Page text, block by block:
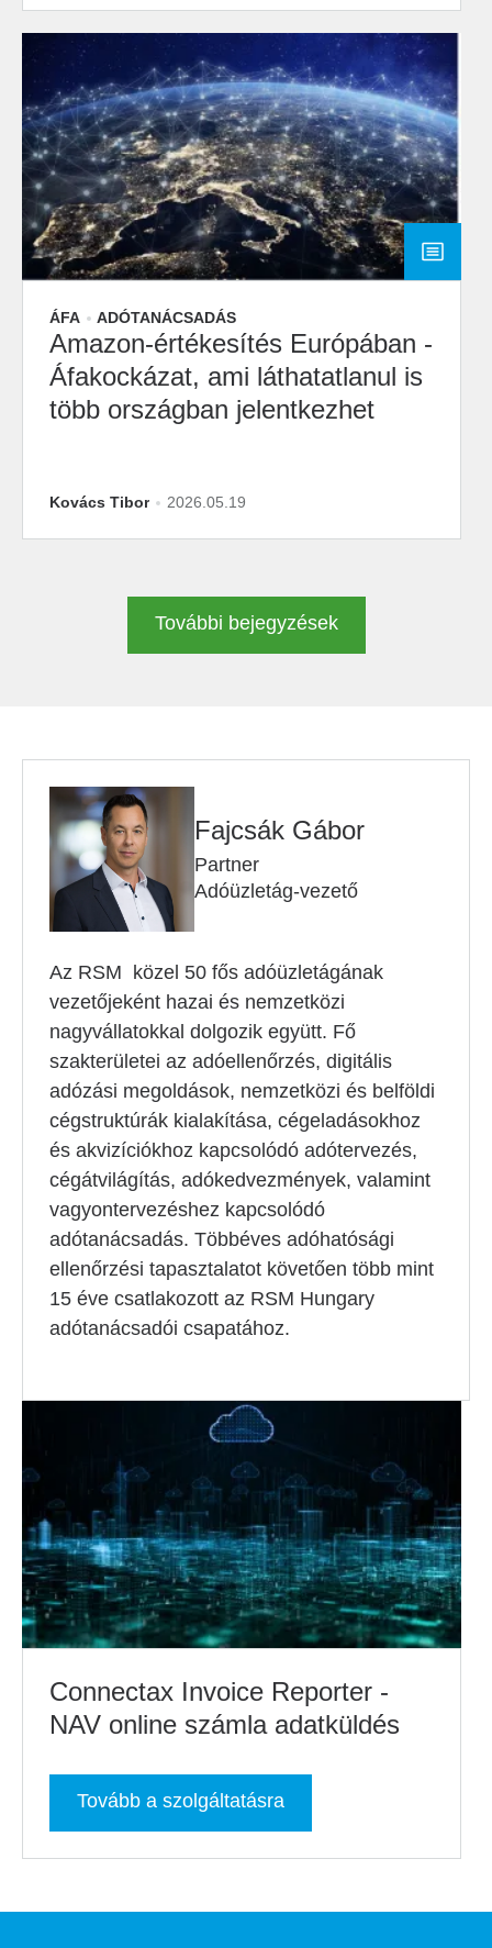
ÁFA ADÓTANÁCSADÁS
Amazon-értékesítés Európában -
Áfakockázat, ami láthatatlanul is
több országban jelentkezhet
Kovács Tibor 2026.05.19
További bejegyzések
Connectax Invoice Reporter -
NAV online számla adatküldés
Tovább a szolgáltatásra
Fajcsák Gábor
Partner
Adóüzletág-vezető
Az RSM közel 50 fős adóüzletágának
vezetőjeként hazai és nemzetközi
nagyvállatokkal dolgozik együtt. Fő
szakterületei az adóellenőrzés, digitális
adózási megoldások, nemzetközi és belföldi
cégstruktúrák kialakítása, cégeladásokhoz
és akvizíciókhoz kapcsolódó adótervezés,
cégátvilágítás, adókedvezmények, valamint
vagyontervezéshez kapcsolódó
adótanácsadás. Többéves adóhatósági
ellenőrzési tapasztalatot követően több mint
15 éve csatlakozott az RSM Hungary
adótanácsadói csapatához.